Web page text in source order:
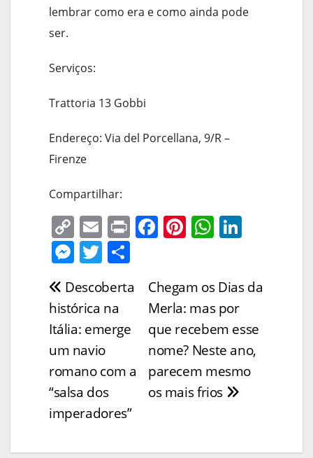
lembrar como era e como ainda pode
ser.
Serviços:
Trattoria 13 Gobbi
Endereço: Via del Porcellana, 9/R –
Firenze
Compartilhar:
C
o
p
y
Li
n
k
E
m
ai
l
Pr F
e
b
o
o
k
Pi
e
st
W
s
A
p
p
e
n
M
ss
e
n
g
er
T
w
itt
er
ar
Navegação
de
Post
Chegam os Dias da
Merla: mas por
que recebem esse
nome? Neste ano,
parecem mesmo
os mais frios
Descoberta
histórica na
Itália: emerge
um navio
romano com a
“salsa dos
imperadores”